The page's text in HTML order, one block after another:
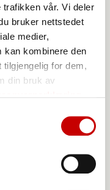
trafikken vår. Vi deler
bruker nettstedet
medier,
kan kombinere den
tilgjengelig for dem,
din bruk av
grovbrød,
og
Linkedin